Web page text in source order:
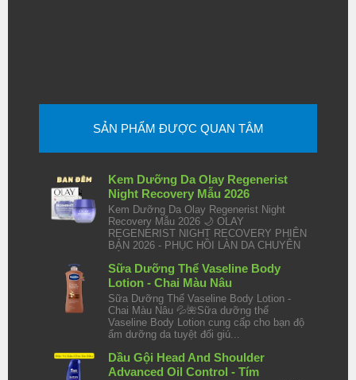
SẢN PHẨM ĐƯỢC QUAN TÂM
Kem Dưỡng Da Olay Regenerist
Night Recovery Mẫu 2026
Kem Dưỡng Da Olay Regenerist Night
Recovery Mẫu 2026 🌙 OLAY
REGENERIST NIGHT RECOVERY PHIÊN
BẢN 2026 - PHỤC HỒI LÀN DA CHUYÊN
Sữa Dưỡng Thể Vaseline Body
Lotion - Chai Màu Nâu
Sữa Dưỡng Thể Vaseline Body Lotion -
Chai Màu Nâu 💦🌺Sữa dưỡng thể
Vaseline Body Lotion cung cấp cho bạn độ
ẩm dưỡng da tuyệt đối giú...
Dầu Gội Head And Shoulder
Advanced Oil Control - Tím